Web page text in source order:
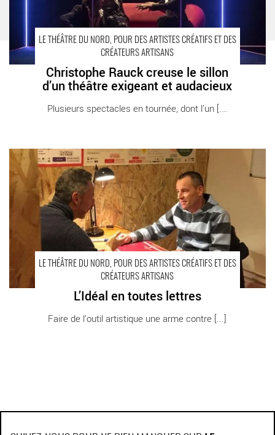
LE THÉÂTRE DU NORD, POUR DES ARTISTES CRÉATIFS ET DES
CRÉATEURS ARTISANS
Christophe Rauck creuse le sillon
d’un théâtre exigeant et audacieux
Plusieurs spectacles en tournée, dont l’un [...]
LE THÉÂTRE DU NORD, POUR DES ARTISTES CRÉATIFS ET DES
CRÉATEURS ARTISANS
L’Idéal en toutes lettres
Faire de l’outil artistique une arme contre [...]
L’Idéal en toutes lettres - Critique sortie Tourcoing Théâtre de
l’Idéal